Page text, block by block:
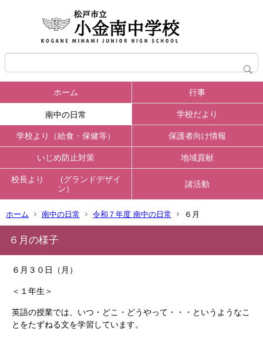
ホーム 行事
南中の日常 学校だより
学校より（給食・保健等） 保護者向け情報
いじめ防止対策 地域貢献
校長より (グランドデザイ
ン）
諸活動
ホーム 南中の日常 令和７年度 南中の日常 ６月
６月の様子
６月３０日（月）
＜１年生＞
英語の授業では、いつ・どこ・どうやって・・・というようなこ
とをたずねる文を学習しています。